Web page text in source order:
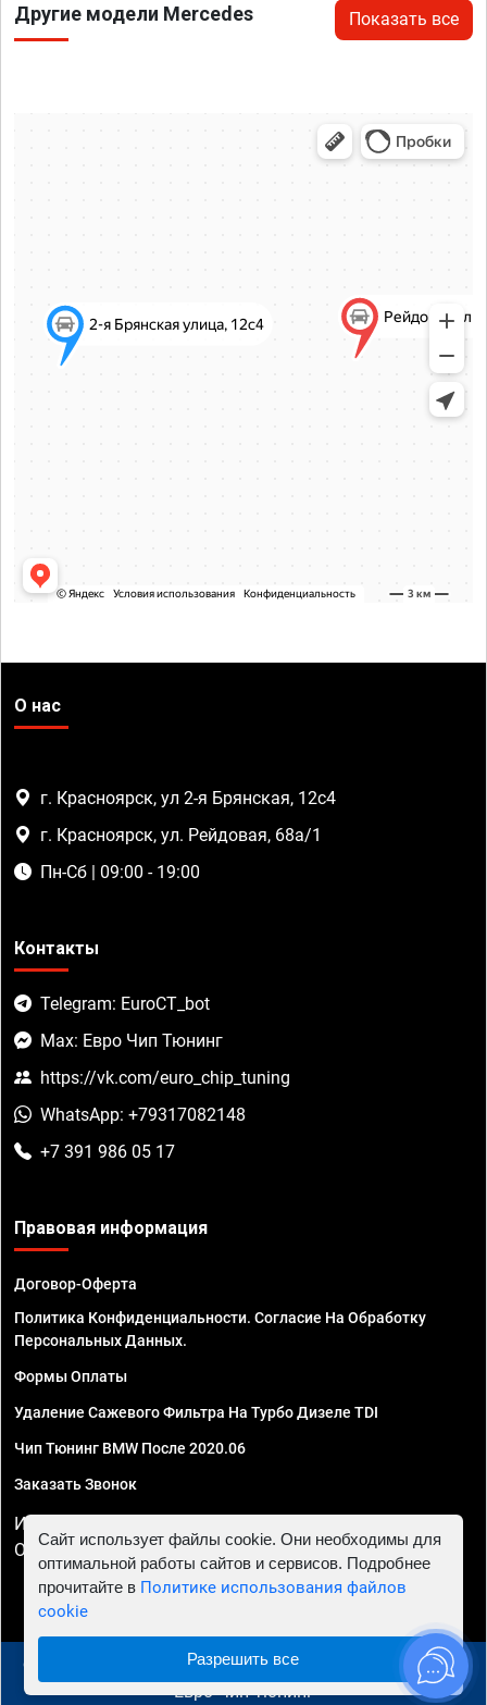
Другие модели Mercedes Показать все
О нас
г. Красноярск, ул 2-я Брянская, 12с4
г. Красноярск, ул. Рейдовая, 68а/1
Пн-Сб | 09:00 - 19:00
Контакты
Telegram: EuroCT_bot
Max: Евро Чип Тюнинг
https://vk.com/euro_chip_tuning
WhatsApp: +79317082148
+7 391 986 05 17
Правовая информация
Договор-Оферта
Политика Конфиденциальности. Согласие На Обработку
Персональных Данных.
Формы Оплаты
Удаление Сажевого Фильтра На Турбо Дизеле TDI
Чип Тюнинг BMW После 2020.06
Заказать Звонок
ИП Смирнов Георгий Павлович. ИНН 781302555843,
ОГРНИП 324470400032610
© 2010 - 2026 Чип тюнинг в Красноярске - Автосервис
"Евро Чип Тюнинг"
Сайт использует файлы cookie. Они необходимы для
оптимальной работы сайтов и сервисов. Подробнее
прочитайте в Политике использования файлов
cookie
Разрешить все